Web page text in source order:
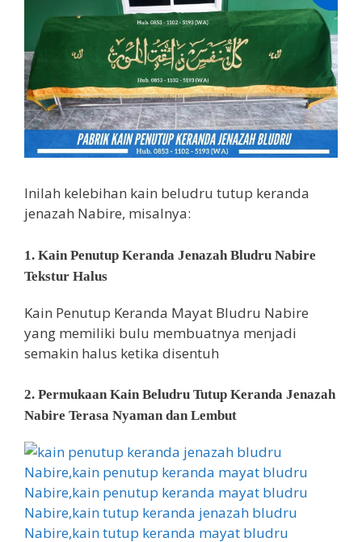
Inilah kelebihan kain beludru tutup keranda
jenazah Nabire, misalnya:
1. Kain Penutup Keranda Jenazah Bludru Nabire
Tekstur Halus
Kain Penutup Keranda Mayat Bludru Nabire
yang memiliki bulu membuatnya menjadi
semakin halus ketika disentuh
2. Permukaan Kain Beludru Tutup Keranda Jenazah
Nabire Terasa Nyaman dan Lembut